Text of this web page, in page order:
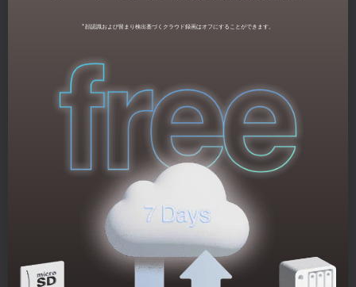
* 顔認識および留まり検出基づくクラウド録画はオフにすることができます。